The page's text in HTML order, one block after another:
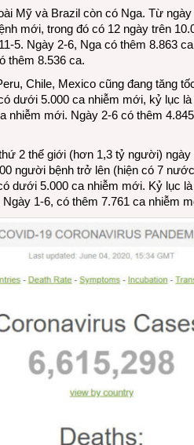
Mỹ và Brazil còn có Nga. Từ
mới, trong đó có 12 ngày trên
5. Ngày 2-6, Nga có thêm 8.863
thêm 8.536 ca.
Chile, Mexico cũng đang tăng
dưới 5.000 ca nhiễm mới, kỷ lục
nhiễm mới. Ngày 2-6 có thêm
2 thế giới (hơn 1,3 tỷ người)
người bệnh trở lên (hiện có 7
dưới 5.000 ca nhiễm mới. Kỷ lục
1-6, có thêm 7.761 ca nhiễm